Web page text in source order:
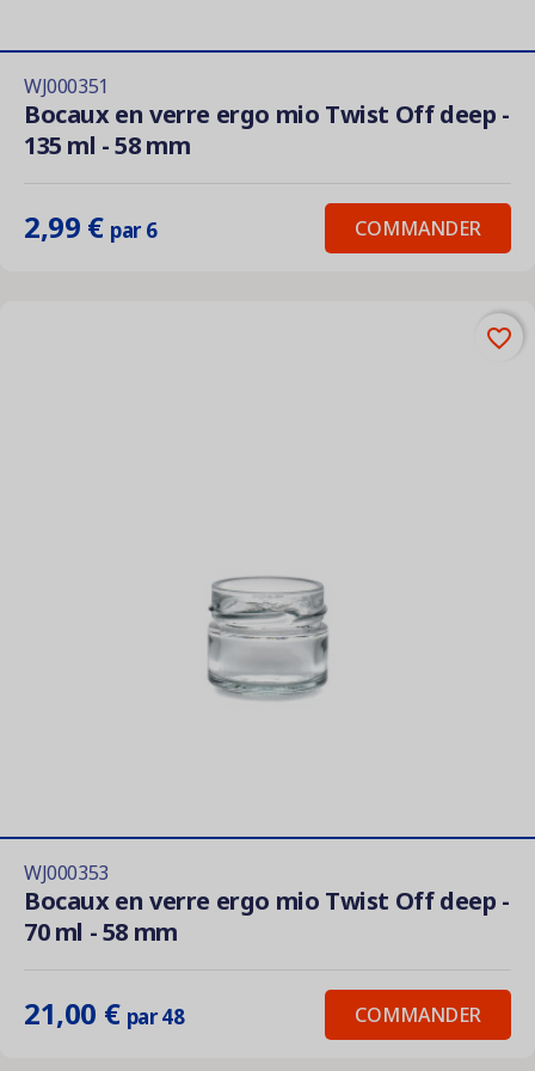
WJ000351
Bocaux en verre ergo mio Twist Off deep -
135 ml - 58 mm
2,99 € par 6 COMMANDER
WJ000353
Bocaux en verre ergo mio Twist Off deep -
70 ml - 58 mm
21,00 € par 48 COMMANDER
favorite_border